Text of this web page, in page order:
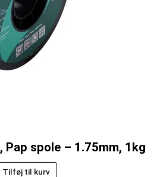
Pap spole – 1.75mm, 1kg
Tilføj til kurv